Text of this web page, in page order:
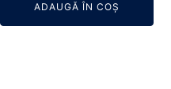
ADAUGĂ ÎN COȘ